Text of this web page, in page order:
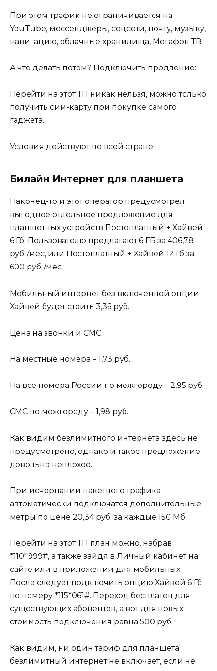
При этом трафик не ограничивается на
YouTube, мессенджеры, сецсети, почту, музыку,
навигацию, облачные хранилища, Мегафон ТВ.
А что делать потом? Подключить продление:
Перейти на этот ТП никак нельзя, можно только
получить сим-карту при покупке самого
гаджета.
Условия действуют по всей стране.
Билайн Интернет для планшета
Наконец-то и этот оператор предусмотрел
выгодное отдельное предложение для
планшетных устройств Постоплатный + Хайвей
6 Гб. Пользователю предлагают 6 ГБ за 406,78
руб./мес, или Постоплатный + Хайвей 12 Гб за
600 руб./мес.
Мобильный интернет без включенной опции
Хайвей будет стоить 3,36 руб.
Цена на звонки и СМС:
На местные номера – 1,73 руб.
На все номера России по межгороду – 2,95 руб.
СМС по межгороду – 1,98 руб.
Как видим безлимитного интернета здесь не
предусмотрено, однако и такое предложение
довольно неплохое.
При исчерпании пакетного трафика
автоматически подключатся дополнительные
метры по цене 20,34 руб. за каждые 150 Мб.
Перейти на этот ТП план можно, набрав
*110*999#, а также зайдя в Личный кабинет на
сайте или в приложении для мобильных.
После следует подключить опцию Хайвей 6 Гб
по номеру *115*061#. Переход бесплатен для
существующих абонентов, а вот для новых
стоимость подключения равна 500 руб.
Как видим, ни один тариф для планшета
безлимитный интернет не включает, если не